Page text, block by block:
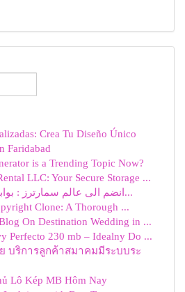
Crea Tu Diseño Único
Faridabad
is a Trending Topic Now?
LLC: Your Secure Storage ...
انضم الى عالم سمارترز : بوابة المحتوى الترفيه...
Clone: A Thorough ...
On Destination Wedding in ...
Perfecto 230 mb – Idealny Do ...
บริการลูกค้าสมาคมมีระบบระ
Lô Kép MB Hôm Nay